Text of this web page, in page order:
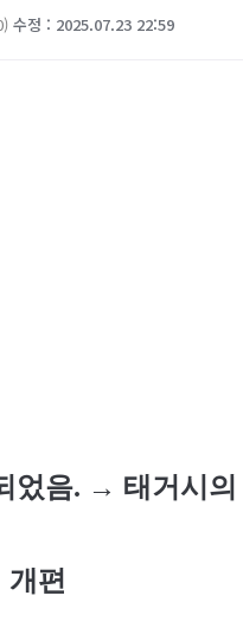
수정 : 2025.07.23 22:59
었음. → 태거시
개편